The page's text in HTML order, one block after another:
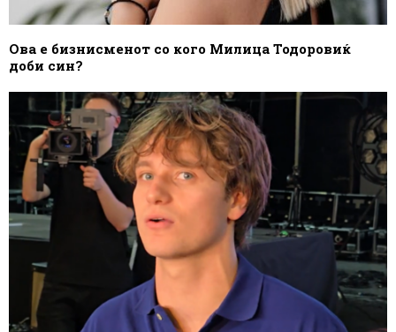
Ова е бизнисменот со кого Милица Тодоровиќ
доби син?